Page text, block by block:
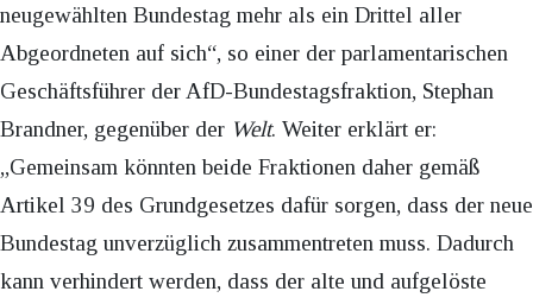
neugewählten Bundestag mehr als ein Drittel aller
Abgeordneten auf sich“, so einer der parlamentarischen
Geschäftsführer der AfD-Bundestagsfraktion, Stephan
Brandner, gegenüber der Welt. Weiter erklärt er:
„Gemeinsam könnten beide Fraktionen daher gemäß
Artikel 39 des Grundgesetzes dafür sorgen, dass der neue
Bundestag unverzüglich zusammentreten muss. Dadurch
kann verhindert werden, dass der alte und aufgelöste